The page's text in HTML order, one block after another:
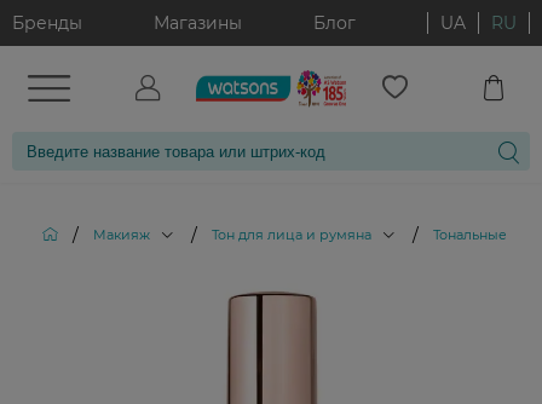
Бренды Магазины Блог UA RU
/ Макияж / Тон для лица и румяна / Тональные